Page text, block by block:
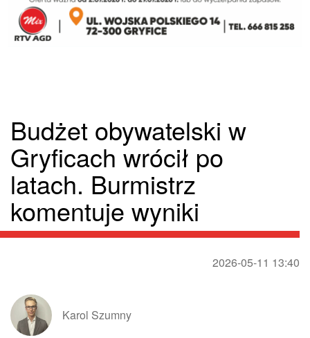
Budżet obywatelski w
Gryficach wrócił po
latach. Burmistrz
komentuje wyniki
2026-05-11 13:40
Karol Szumny